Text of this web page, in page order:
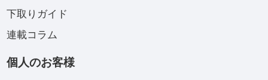
下取りガイド
連載コラム
個人のお客様